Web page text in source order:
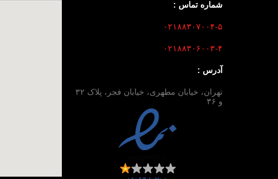
شماره تماس :
۰۲۱۸۸۳۰۷۰۰۴-۵
۰۲۱۸۸۳۰۶۰۰۳-۴
آدرس :
تهران، خیابان مطهری، خیابان فجر، پلاک ۳۲
و ۳۶